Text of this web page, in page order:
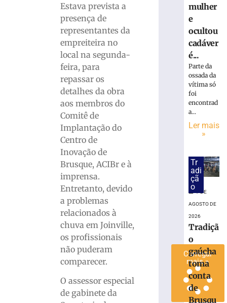
Estava prevista a
presença de
representantes da
empreiteira no
local na segunda-
feira, para
repassar os
detalhes da obra
aos membros do
Comitê de
Implantação do
Centro de
Inovação de
Brusque, ACIBr e à
imprensa.
Entretanto, devido
a problemas
relacionados à
chuva em Joinville,
os profissionais
não puderam
comparecer.
O assessor especial
de gabinete da
Rock
Praça
altera
trânsito
com
interdição
parcial
Brusque
mais
Carregar
mais »
mulher
e
ocultou
cadáver
é...
Parte da
ossada da
vítima só
foi
encontrad
a...
Ler mais
»
Tr
adi
çã
o
7 DE
AGOSTO DE
2026
Tradiçã
o
gaúcha
toma
conta
de
Brusqu